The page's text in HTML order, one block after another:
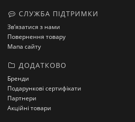
СЛУЖБА ПІДТРИМКИ
Зв’язатися з нами
Повернення товару
Мапа сайту
ДОДАТКОВО
Бренди
Подарункові сертифікати
Партнери
Акційні товари